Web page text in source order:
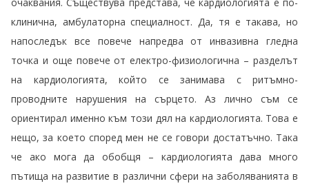
клинична, амбулаторна специалност. Да, тя е такава, но
напоследък все повече напредва от инвазивна гледна
точка и още повече от електро-физиологична – разделът
на кардиологията, който се занимава с ритъмно-
проводните нарушения на сърцето. Аз лично съм се
ориентирал именно към този дял на кардиологията. Това е
нещо, за което според мен не се говори достатъчно. Така
че ако мога да обобщя – кардиологията дава много
пътища на развитие в различни сфери на заболяванията в